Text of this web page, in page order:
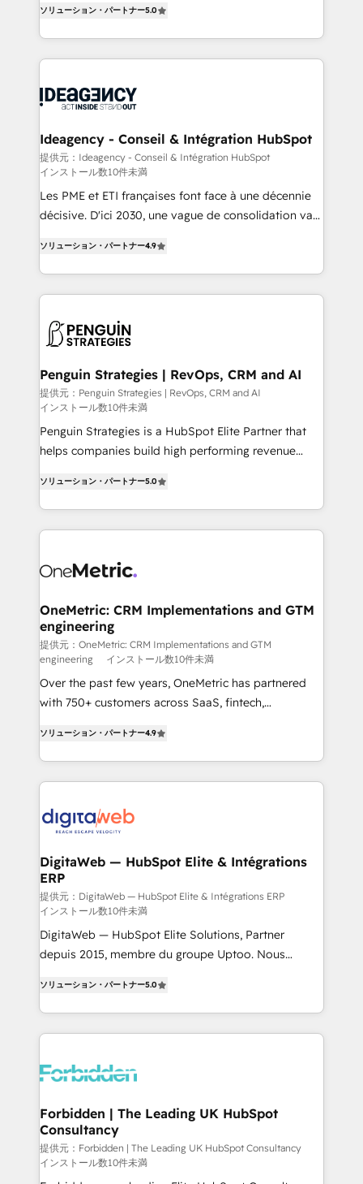
emailing) Informations clés : - 10 ans d'expérience -
100+ intégrations CRM HubSpot réussies - 40
cumulées
across your entire tech stack. Aptitude 8 is trusted
by top brands such as Lenovo, Bluetooth,
International Sports Sciences Association, SXSW,
Randstad, Uber Freight, and HubSpot itself. We have
partner and expertise across operational strategy,
business-first process building, system integration,
custom development, and extensibility. When you
work with Aptitude 8, you get a team – not an
individual – with embedded consulting, strategy,
100% US-based, FTE team members. We offer
project-based and managed services engagements
that include new HubSpot implementations,
integration, extensibility, custom development, and
ongoing RevOps support.
ソリューション・パートナー5.0
Ideagency - Conseil & Intégration HubSpot
提供元：Ideagency - Conseil & Intégration HubSpot
インストール数10件未満
Les PME et ETI françaises font face à une décennie
décisive. D'ici 2030, une vague de consolidation va
entreprises qui auront réussi leur transformation. Le
problème ? 58% des dirigeants savent que l'IA est
vitale pour leur survie. Mais 57% n'ont aucune
données. C'est le paradoxe français : conscience
Augmentée. Ce n'est pas une entreprise qui utilise
l'IA. C'est une organisation qui a réussi la symbiose
entre l'expertise humaine et l'intelligence artificielle.
Pas pour remplacer l'humain, mais pour l'augmenter.
Chez Ideagency, nous accompagnons cette
données unifiées, des processus alignés. Ensuite
l'augmentation : l'IA là où elle crée de la valeur. Et
surtout : l'humain qui reste au centre. Parce que la
Stand Out.
ソリューション・パートナー4.9
Penguin Strategies | RevOps, CRM and AI
提供元：Penguin Strategies | RevOps, CRM and AI
インストール数10件未満
Penguin Strategies is a HubSpot Elite Partner that
helps companies build high performing revenue
system environments and global SaaS or
manufacturing teams. Trusted by leading enterprises
and fast growing scale ups including Sony, Rapyd,
Design Automation and Uptive. 📊 RevOps & data
integrations 🤖 AI workflows & enrichment 📘 Team
enablement & company-wide adoption We create
HubSpot environments that teams use with
confidence and that leadership can rely on for
scalable revenue insights.
ソリューション・パートナー5.0
OneMetric: CRM Implementations and GTM
engineering
提供元：OneMetric: CRM Implementations and GTM
engineering
インストール数10件未満
Over the past few years, OneMetric has partnered
with 750+ customers across SaaS, fintech,
150+ HubSpot-certified experts, we deliver scalable
solutions to complex GTM and RevOps challenges.
Our Expertise 🔹 Onboarding & Implementation:
tailored to your GTM motion. 🔹 Migrations: Move
downtime. 🔹 RevOps Strategy: Align teams,
processes, and data to drive revenue efficiency. 🔹
Integrations: Connect HubSpot with your tech stack
for better adoption. 🔹 Custom Solutions: Build
tailored apps, workflows, and configurations. We are
SOC 2 Type II and ISO 27001 certified, reinforcing
OneMetric that matters most: revenue.
ソリューション・パートナー4.9
DigitaWeb — HubSpot Elite & Intégrations
ERP
提供元：DigitaWeb — HubSpot Elite & Intégrations ERP
インストール数10件未満
DigitaWeb — HubSpot Elite Solutions, Partner
depuis 2015, membre du groupe Uptoo. Nous
Ventes et Service sur HubSpot grâce à la Revenue
Architecture : alignement des équipes, pipeline
prévisible, croissance mesurable. 🔌 Intégrations
Dynamics..), VOIP (Aircall, Ringover, Modjo), Shopify,
Extensions (React), Serverless Node.js, Custom
Objects, thèmes HubL, agents IA & Breeze AI. 🎯
Secteurs : Industrie, Distribution B2B, SaaS, Services
B2B, Immobilier, Viticulture, Finance. 🚀 Nos livrables
ソリューション・パートナー5.0
Forbidden | The Leading UK HubSpot
Consultancy
提供元：Forbidden | The Leading UK HubSpot Consultancy
インストール数10件未満